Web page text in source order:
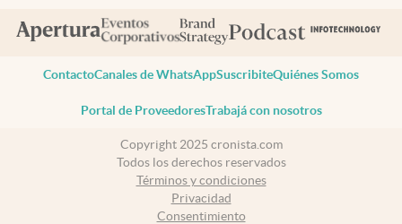
ContactoCanales de WhatsAppSuscribiteQuiénes Somos
Portal de ProveedoresTrabajá con nosotros
Copyright 2025 cronista.com
Todos los derechos reservados
Términos y condiciones
Privacidad
Consentimiento